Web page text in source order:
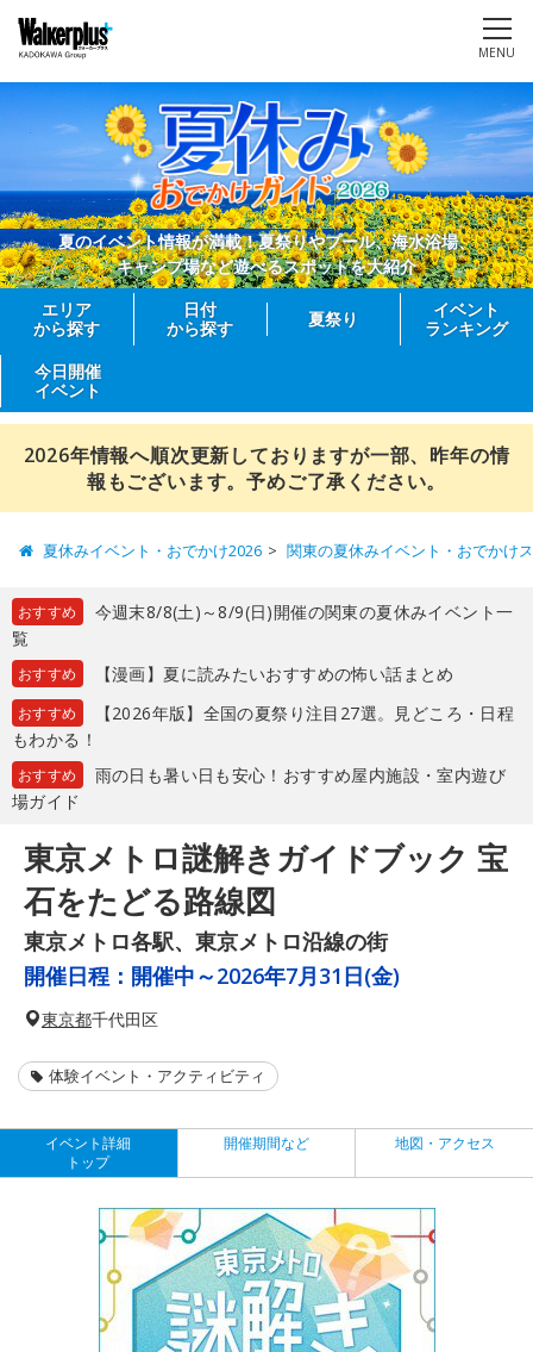
MENU
夏のイベント情報が満載！夏祭りやプール、海水浴場、
キャンプ場など遊べるスポットを大紹介
エリア
から探す
日付
から探す
夏祭り
イベント
ランキング
今日開催
イベント
2026年情報へ順次更新しておりますが一部、昨年の情
報もございます。予めご了承ください。
夏休みイベント・おでかけ2026 関東の夏休みイベント・おでかけ
おすすめ
今週末8/8(土)～8/9(日)開催の関東の夏休みイベント一
覧
おすすめ 【漫画】夏に読みたいおすすめの怖い話まとめ
おすすめ
【2026年版】全国の夏祭り注目27選。見どころ・日程
もわかる！
おすすめ
雨の日も暑い日も安心！おすすめ屋内施設・室内遊び
場ガイド
東京メトロ謎解きガイドブック 宝
石をたどる路線図
東京メトロ各駅、東京メトロ沿線の街
開催日程： 開催中～2026年7月31日(金)
東京都千代田区
体験イベント・アクティビティ
イベント詳細
トップ
開催期間など 地図・アクセス